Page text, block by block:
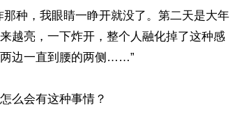
种，我眼睛一睁开就没了。第二天是大年
越亮，一下炸开，整个人融化掉了这种感
边一直到腰的两侧……”
么会有这种事情？